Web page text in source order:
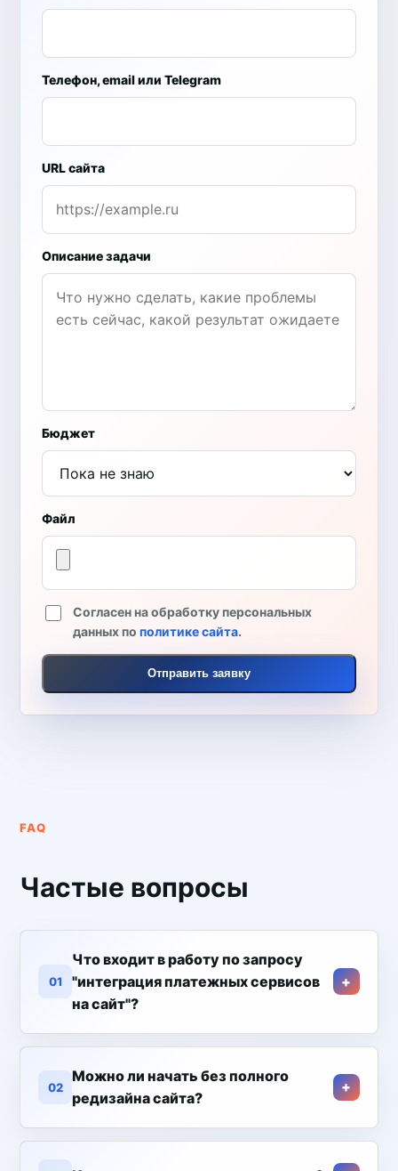
Телефон, email или Telegram
URL сайта
Описание задачи
Бюджет
Файл
Согласен на обработку персональных
данных пополитике сайта.
Отправить заявку
FAQ
Частые вопросы
01
Что входит в работу по запросу
"интеграция платежных сервисов
на сайт"?
02
Можно ли начать без полного
редизайна сайта?